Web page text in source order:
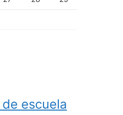
escuela